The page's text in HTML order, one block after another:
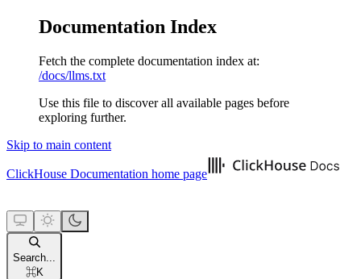
Documentation Index
Fetch the complete documentation index at:
/docs/llms.txt
Use this file to discover all available pages before
exploring further.
Skip to main content
ClickHouse Documentation home page
Search...
⌘K